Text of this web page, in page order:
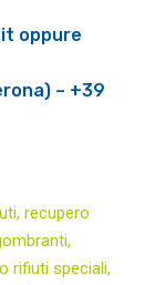
oppure
– +39
, recupero
,
rifiuti speciali,